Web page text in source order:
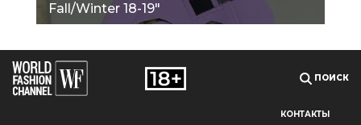
Fall/Winter 18-19"
ПОИСК
КОНТАКТЫ